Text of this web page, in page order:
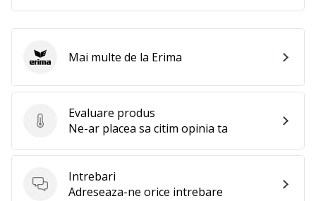
toate
articolele
Evaluare produs
Evaluare produs
Ne-ar placea sa citim opinia ta
Intrebari
Intrebari
Adreseaza-ne orice intrebare
ErimaMai multe de la Erima